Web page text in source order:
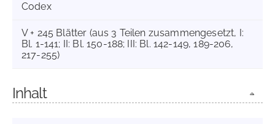
Codex
V + 245 Blätter (aus 3 Teilen zusammengesetzt, I:
Bl. 1-141; II: Bl. 150-188; III: Bl. 142-149, 189-206,
217-255)
Inhalt